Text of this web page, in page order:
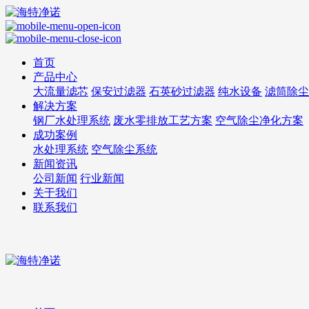
首页
产品中心
大流量滤芯 保安过滤器 石英砂过滤器 纯水设备 滤筒除
解决方案
钢厂水处理系统 废水零排放工艺方案 空气除尘净化方案
成功案例
水处理系统 空气除尘系统
新闻资讯
公司新闻 行业新闻
关于我们
联系我们